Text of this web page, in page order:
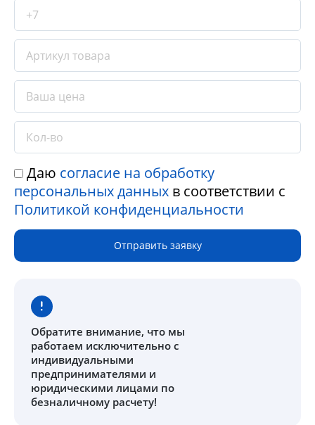
Даю согласие на обработку
персональных данных в соответствии с
Политикой конфиденциальности
Отправить заявку
Обратите внимание, что мы
работаем исключительно с
индивидуальными
предпринимателями и
юридическими лицами по
безналичному расчету!